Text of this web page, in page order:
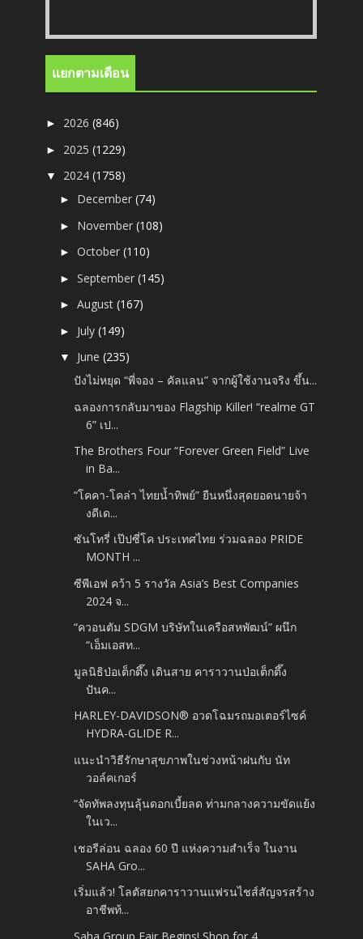
แยกตามเดือน
► 2026(846)
► 2025(1229)
▼ 2024(1758)
► December(74)
► November(108)
►October(110)
►September(145)
►August(167)
► July(149)
▼ June(235)
ปังไม่หยุด “พี่จอง – คัลแลน” จากผู้ใช้งานจริง ขึ้น...
ฉลองการกลับมาของ Flagship Killer! “realme GT
6” เป...
The Brothers Four “Forever Green Field” Live
in Ba...
“โคคา-โคล่า ไทยน้ำทิพย์” ยืนหนึ่งสุดยอดนายจ้า
งดีเด...
ซันโทรี่ เป๊ปซี่โค ประเทศไทย ร่วมฉลอง PRIDE
MONTH ...
ซีพีเอฟ คว้า 5 รางวัล Asia’s Best Companies
2024 จ...
“ควอนตัม SDGM บริษัทในเครือสหพัฒน์” ผนึก
“เอ็มเอสท...
มูลนิธิป่อเต็กตึ๊ง เดินสาย คาราวานป่อเต็กตึ๊ง
ปันค...
HARLEY-DAVIDSON® อวดโฉมรถมอเตอร์ไซค์
HYDRA-GLIDE R...
แนะนำวิธีรักษาสุขภาพในช่วงหน้าฝนกับ นัท
วอล์คเกอร์
“จัดทัพลงทุนลุ้นดอกเบี้ยลด ท่ามกลางความขัดแย้ง
ในเว...
เชอรีล่อน ฉลอง 60 ปี แห่งความสำเร็จ ในงาน
SAHA Gro...
เริ่มแล้ว! โลตัสยกคาราวานแฟรนไชส์สัญจรสร้าง
อาชีพท้...